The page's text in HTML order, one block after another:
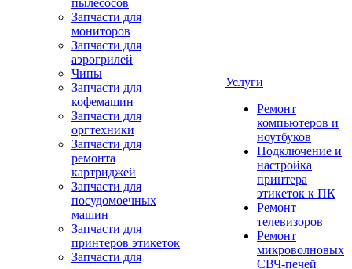
пылесосов
Запчасти для
мониторов
Запчасти для
аэрогрилей
Чипы
Запчасти для
кофемашин
Запчасти для
оргтехники
Запчасти для
ремонта
картриджей
Запчасти для
посудомоечных
машин
Запчасти для
принтеров этикеток
Запчасти для
Услуги
Ремонт
компьютеров и
ноутбуков
Подключение и
настройка
принтера
этикеток к ПК
Ремонт
телевизоров
Ремонт
микроволновых
СВЧ-печей